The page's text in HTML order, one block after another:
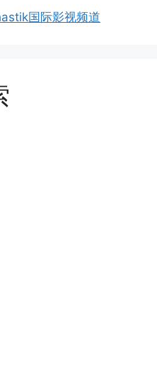
国际影视频道